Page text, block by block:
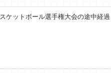
ケットボール選手権大会の途中経